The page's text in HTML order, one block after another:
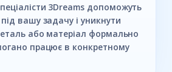
3Dreams допоможуть
вашу задачу і уникнути
або матеріал формально
працює в конкретному